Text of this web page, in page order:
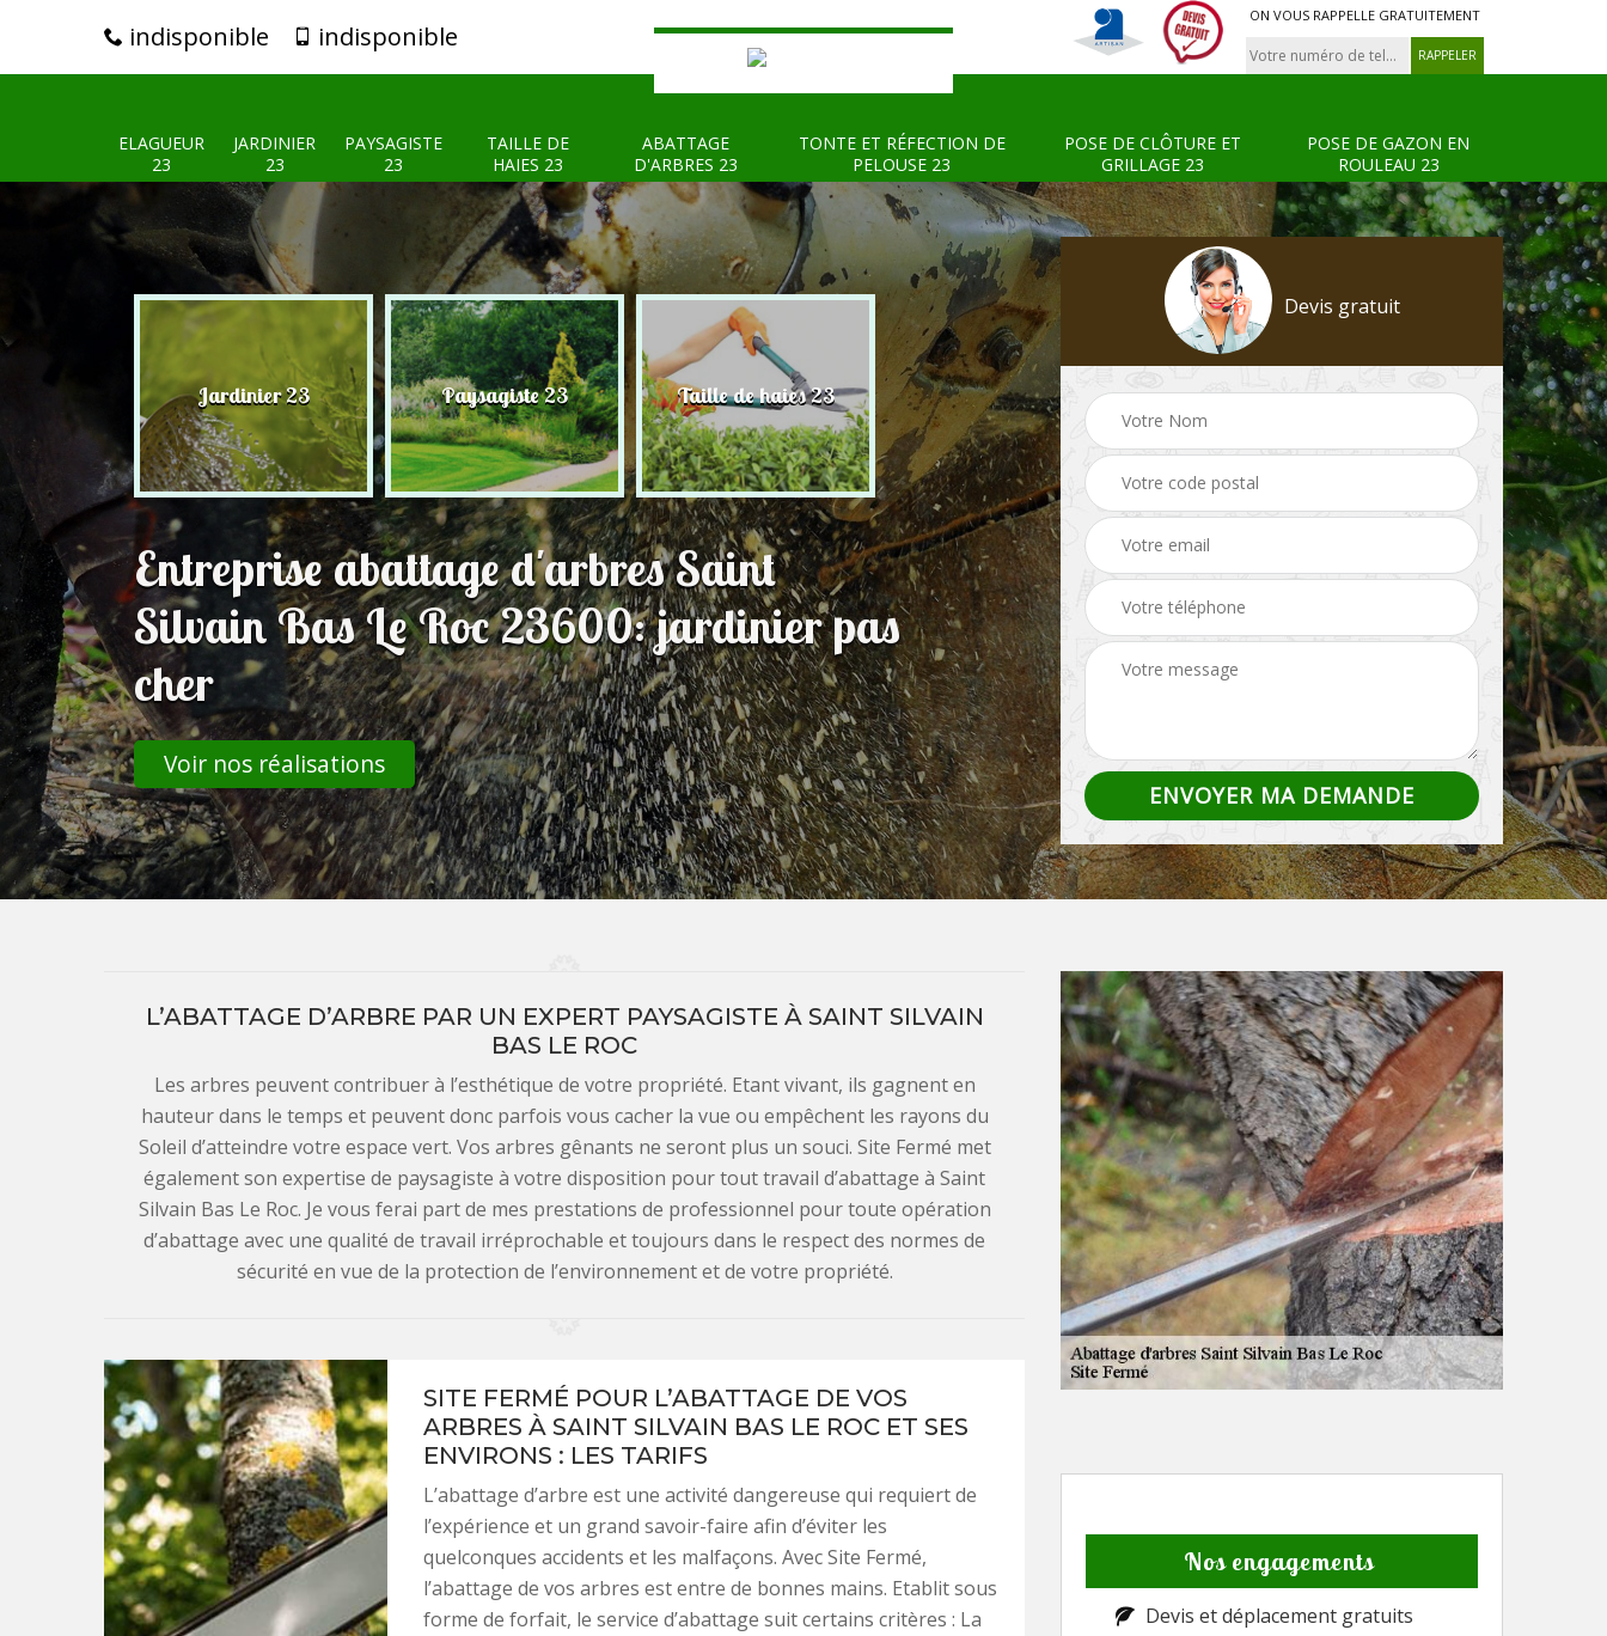
indisponible indisponible
ON VOUS RAPPELLE GRATUITEMENT
ELAGUEUR
23
JARDINIER
23
PAYSAGISTE
23
TAILLE DE
HAIES 23
ABATTAGE
D'ARBRES 23
TONTE ET RÉFECTION DE
PELOUSE 23
POSE DE CLÔTURE ET
GRILLAGE 23
POSE DE GAZON EN
ROULEAU 23
Jardinier 23 Paysagiste 23 Taille de haies 23 Abattage d'arbres 23 Tonte et réfection de Pose de clôture et
grillage 23
Entreprise abattage d'arbres Saint
Silvain Bas Le Roc 23600: jardinier pas
cher
Voir nos réalisations
Devis gratuit
L’ABATTAGE D’ARBRE PAR UN EXPERT PAYSAGISTE À SAINT SILVAIN
BAS LE ROC
Les arbres peuvent contribuer à l’esthétique de votre propriété. Etant vivant, ils gagnent en
hauteur dans le temps et peuvent donc parfois vous cacher la vue ou empêchent les rayons du
Soleil d’atteindre votre espace vert. Vos arbres gênants ne seront plus un souci. Site Fermé met
également son expertise de paysagiste à votre disposition pour tout travail d’abattage à Saint
Silvain Bas Le Roc. Je vous ferai part de mes prestations de professionnel pour toute opération
d’abattage avec une qualité de travail irréprochable et toujours dans le respect des normes de
sécurité en vue de la protection de l’environnement et de votre propriété.
SITE FERMÉ POUR L’ABATTAGE DE VOS
ARBRES À SAINT SILVAIN BAS LE ROC ET SES
ENVIRONS : LES TARIFS
L’abattage d’arbre est une activité dangereuse qui requiert de
l’expérience et un grand savoir-faire afin d’éviter les
quelconques accidents et les malfaçons. Avec Site Fermé,
l’abattage de vos arbres est entre de bonnes mains. Etablit sous
forme de forfait, le service d’abattage suit certains critères : La
Nos engagements
Devis et déplacement gratuits